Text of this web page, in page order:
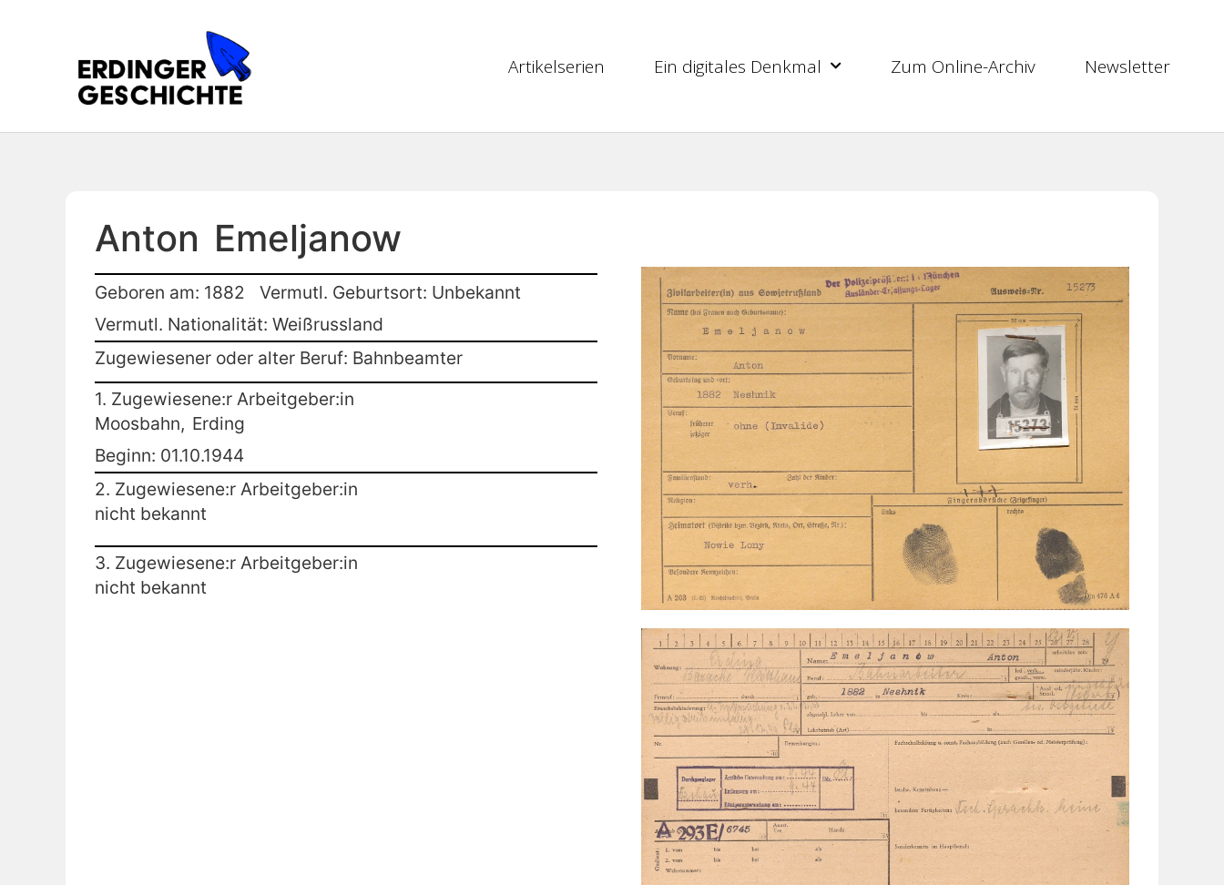
Artikelserien Ein digitales Denkmal Zum Online-Archiv Newsletter
Anton Emeljanow
Geboren am: 1882
Vermutl. Geburtsort: Unbekannt
Vermutl. Nationalität: Weißrussland
Zugewiesener oder alter Beruf: Bahnbeamter
1. Zugewiesene:r Arbeitgeber:in
Moosbahn, Erding
Beginn: 01.10.1944
2. Zugewiesene:r Arbeitgeber:in
nicht bekannt
3. Zugewiesene:r Arbeitgeber:in
nicht bekannt